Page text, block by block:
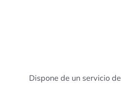
Dispone de un servicio de